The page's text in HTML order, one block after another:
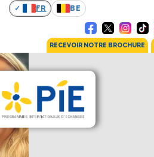
FR BE
RECEVOIR NOTRE BROCHURE